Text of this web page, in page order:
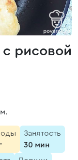
рисовой
Занятость
30 мин